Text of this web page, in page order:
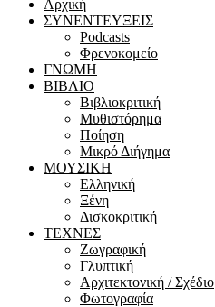
Αρχική
ΣΥΝΕΝΤΕΥΞΕΙΣ
Podcasts
Φρενοκομείο
ΓΝΩΜΗ
ΒΙΒΛΙΟ
Βιβλιοκριτική
Μυθιστόρημα
Ποίηση
Μικρό Διήγημα
ΜΟΥΣΙΚΗ
Ελληνική
Ξένη
Δισκοκριτική
ΤΕΧΝΕΣ
Ζωγραφική
Γλυπτική
Αρχιτεκτονική / Σχέδιο
Φωτογραφία